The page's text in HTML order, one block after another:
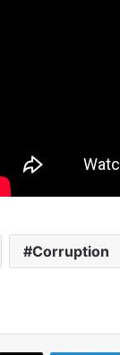
Corruption